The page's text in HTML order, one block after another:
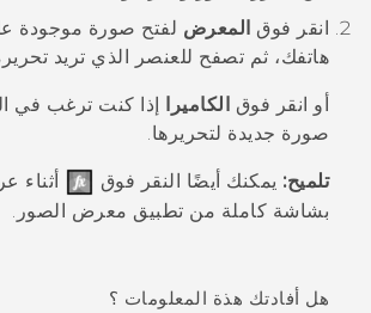
انقر فوق المعرض لفتح صورة موجودة
هاتفك، ثم تصفح للعنصر الذي تريد
أو انقر فوق الكاميرا إذا كنت ترغب في
صورة جديدة لتحريرها.
تلميح: يمكنك أيضًا النقر فوق
أثناء
بشاشة كاملة من تطبيق معرض الصور .
هل أفادتك هذة المعلومات ؟